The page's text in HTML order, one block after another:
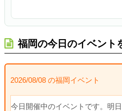
福岡の今日のイベント
2026/08/08 の福岡イベント
今日開催中のイベントです。明